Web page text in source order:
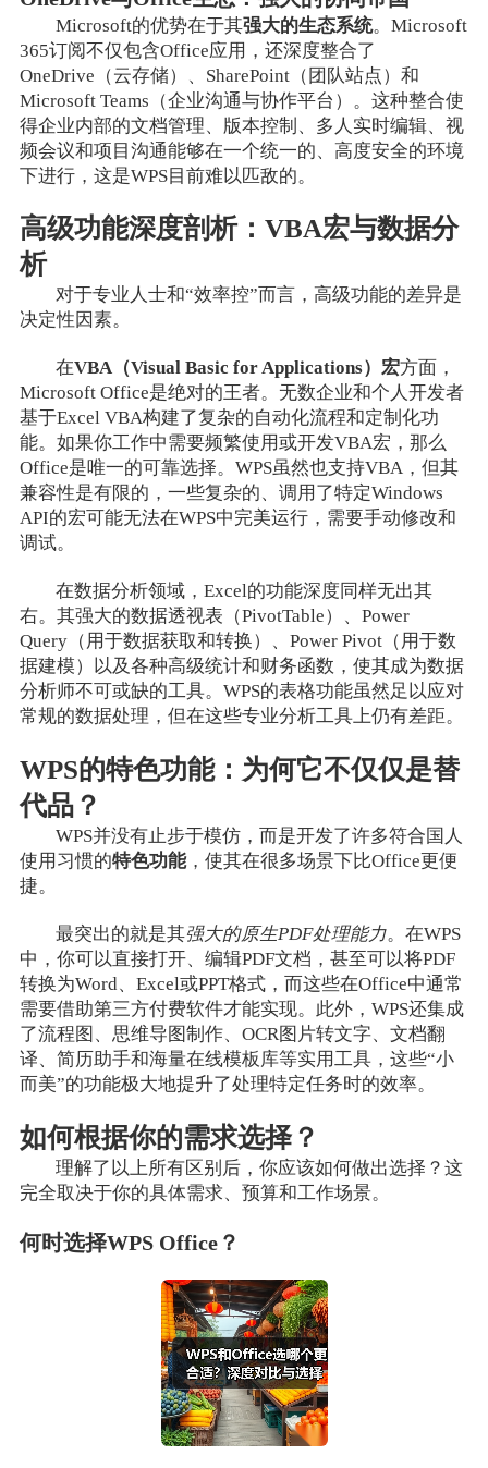
Microsoft的优势在于其强大的生态系统。Microsoft
365订阅不仅包含Office应用，还深度整合了
OneDrive（云存储）、SharePoint（团队站点）和
Microsoft Teams（企业沟通与协作平台）。这种整合使
得企业内部的文档管理、版本控制、多人实时编辑、视
频会议和项目沟通能够在一个统一的、高度安全的环境
下进行，这是WPS目前难以匹敌的。
高级功能深度剖析：VBA宏与数据分
析
对于专业人士和“效率控”而言，高级功能的差异是
决定性因素。
在VBA（Visual Basic for Applications）宏方面，
Microsoft Office是绝对的王者。无数企业和个人开发者
基于Excel VBA构建了复杂的自动化流程和定制化功
能。如果你工作中需要频繁使用或开发VBA宏，那么
Office是唯一的可靠选择。WPS虽然也支持VBA，但其
兼容性是有限的，一些复杂的、调用了特定Windows
API的宏可能无法在WPS中完美运行，需要手动修改和
调试。
在数据分析领域，Excel的功能深度同样无出其
右。其强大的数据透视表（PivotTable）、Power
Query（用于数据获取和转换）、Power Pivot（用于数
据建模）以及各种高级统计和财务函数，使其成为数据
分析师不可或缺的工具。WPS的表格功能虽然足以应对
常规的数据处理，但在这些专业分析工具上仍有差距。
WPS的特色功能：为何它不仅仅是替
代品？
WPS并没有止步于模仿，而是开发了许多符合国人
使用习惯的特色功能，使其在很多场景下比Office更便
捷。
最突出的就是其强大的原生PDF处理能力。在WPS
中，你可以直接打开、编辑PDF文档，甚至可以将PDF
转换为Word、Excel或PPT格式，而这些在Office中通常
需要借助第三方付费软件才能实现。此外，WPS还集成
了流程图、思维导图制作、OCR图片转文字、文档翻
译、简历助手和海量在线模板库等实用工具，这些“小
而美”的功能极大地提升了处理特定任务时的效率。
如何根据你的需求选择？
理解了以上所有区别后，你应该如何做出选择？这
完全取决于你的具体需求、预算和工作场景。
何时选择WPS Office？